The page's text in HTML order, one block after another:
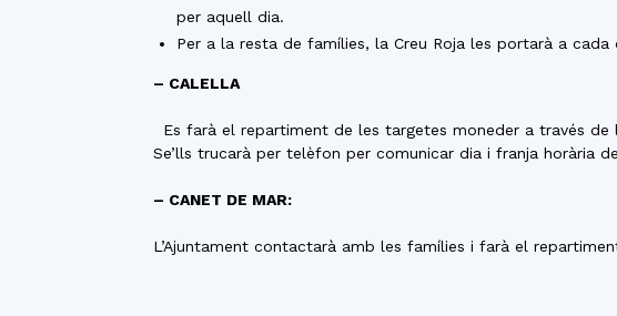
per aquell dia.
Per a la resta de famílies, la Creu Roja les portarà a cada
– CALELLA
Es farà el repartiment de les targetes moneder a través de
Se’lls trucarà per telèfon per comunicar dia i franja horària
– CANET DE MAR:
L’Ajuntament contactarà amb les famílies i farà el